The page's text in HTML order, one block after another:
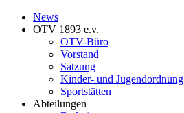
News
OTV 1893 e.v.
OTV-Büro
Vorstand
Satzung
Kinder- und Jugendordnung
Sportstätten
Abteilungen